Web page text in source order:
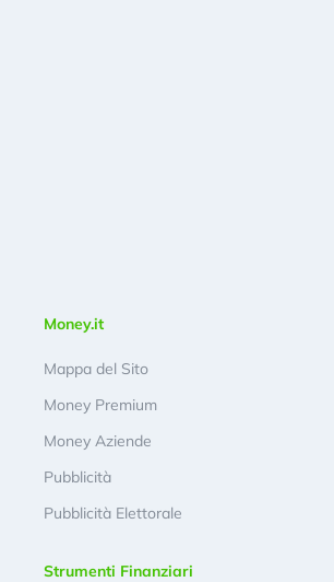
Money.it
Mappa del Sito
Money Premium
Money Aziende
Pubblicità
Pubblicità Elettorale
Strumenti Finanziari